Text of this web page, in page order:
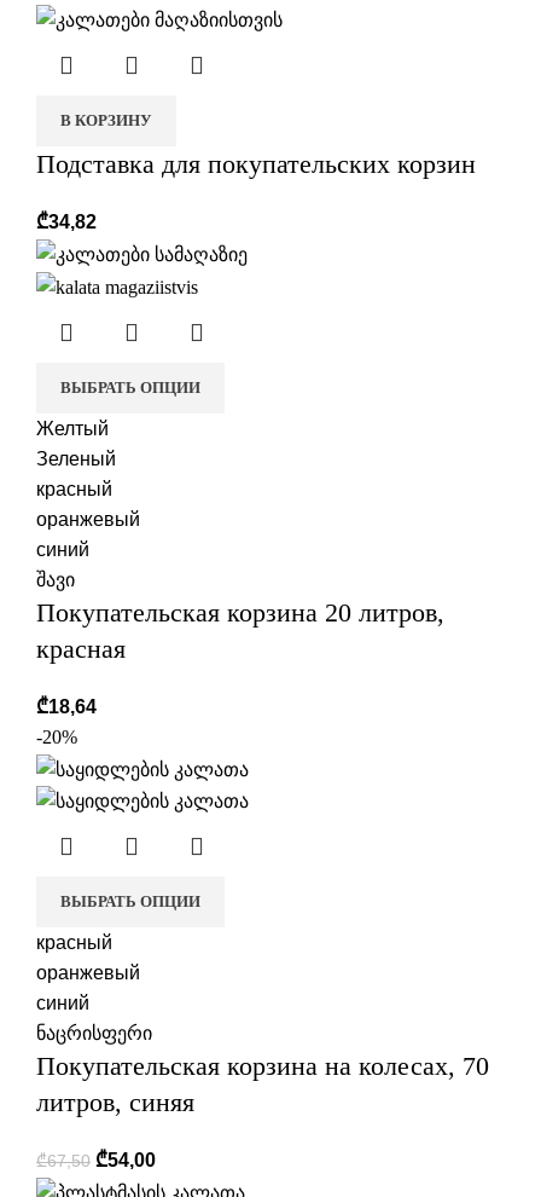
В КОРЗИНУ
Подставка для покупательских корзин
₾34,82
ВЫБРАТЬ ОПЦИИ
Желтый
Зеленый
красный
оранжевый
синий
შავი
Покупательская корзина 20 литров,
красная
₾18,64
-20%
ВЫБРАТЬ ОПЦИИ
красный
оранжевый
синий
ნაცრისფერი
Покупательская корзина на колесах, 70
литров, синяя
₾67,50 ₾54,00